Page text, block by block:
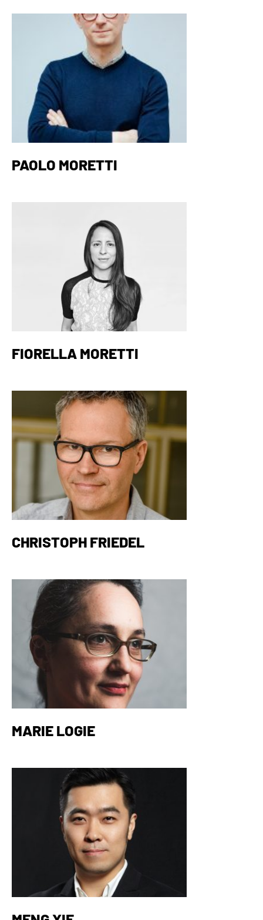
PAOLO MORETTI
FIORELLA MORETTI
CHRISTOPH FRIEDEL
MARIE LOGIE